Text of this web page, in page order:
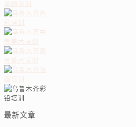
最新文章